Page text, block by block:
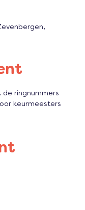
ringnummers
keurmeesters